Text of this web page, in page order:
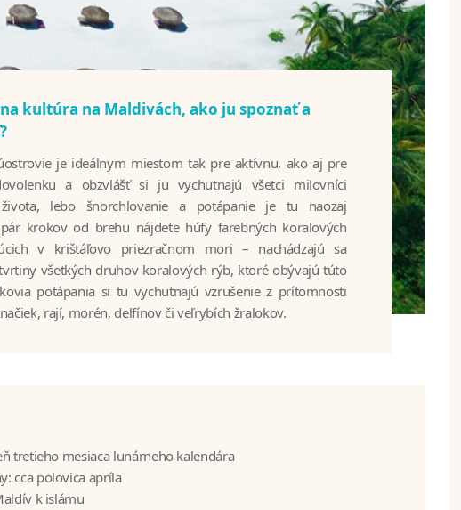
kultúra na Maldivách, ako ju spoznať a
je ideálnym miestom tak pre aktívnu, ako aj pre
a obzvlášť si ju vychutnajú všetci milovníci
života, lebo šnorchlovanie a potápanie je tu naozaj
krokov od brehu nájdete húfy farebných koralových
v krištáľovo priezračnom mori – nachádzajú sa
všetkých druhov koralových rýb, ktoré obývajú túto
potápania si tu vychutnajú vzrušenie z prítomnosti
rají, morén, delfínov či veľrybích žralokov.
tretieho mesiaca lunárneho kalendára
cca polovica apríla
k islámu